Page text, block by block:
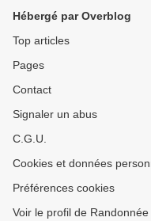
Hébergé par Overblog
Top articles
Pages
Contact
Signaler un abus
C.G.U.
Cookies et données
Préférences cookies
Voir le profil de